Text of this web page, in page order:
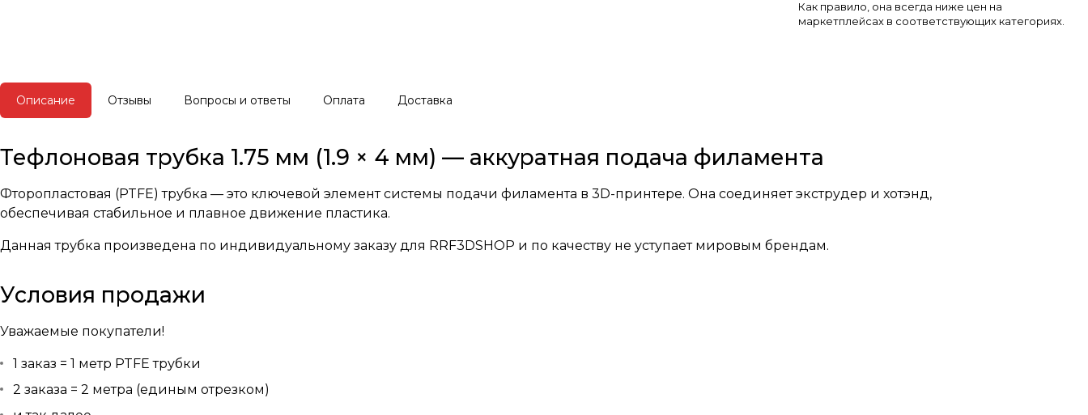
Как правило, она всегда ниже цен на
маркетплейсах в соответствующих категориях.
Описание Отзывы Вопросы и ответы Оплата Доставка
Тефлоновая трубка 1.75 мм (1.9 × 4 мм) — аккуратная подача филамента
Фторопластовая (PTFE) трубка — это ключевой элемент системы подачи филамента в 3D-принтере. Она соединяет экструдер и хотэнд,
обеспечивая стабильное и плавное движение пластика.
Данная трубка произведена по индивидуальному заказу для RRF3DSHOP и по качеству не уступает мировым брендам.
Условия продажи
Уважаемые покупатели!
1 заказ = 1 метр PTFE трубки
2 заказа = 2 метра (единым отрезком)